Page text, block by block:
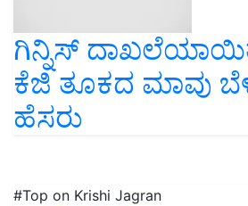
ಗಿನ್ನಿಸ್
ಕೆಜಿ ತೂಕದ ಮಾವು
ಹೆಸರು
#Top on Krishi Jagran